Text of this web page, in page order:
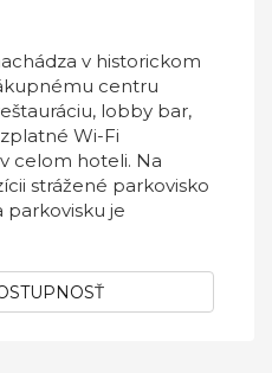
v historickom
centru
lobby bar,
Wi-Fi
celom hoteli. Na
strážené parkovisko
parkovisku je